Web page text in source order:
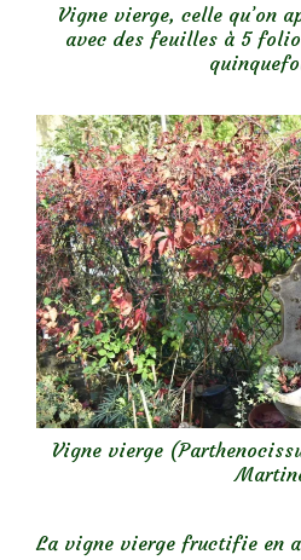
Vigne vierge, celle qu’on
avec des feuilles à 5
Vigne vierge
La vigne vierge fructifie en